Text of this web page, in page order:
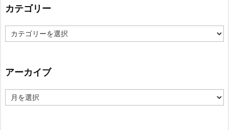
カテゴリー
テ
ー
アーカイブ
ー